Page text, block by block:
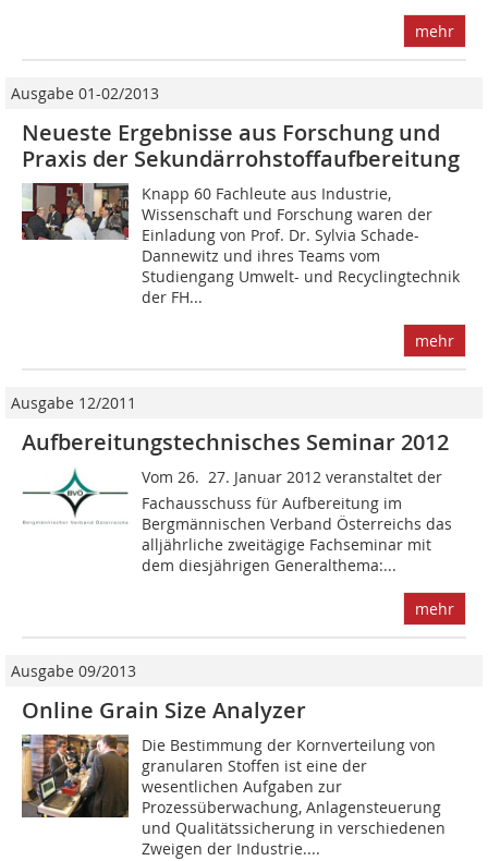
mehr
Ausgabe 01-02/2013
Neueste Ergebnisse aus Forschung und
Praxis der Sekundärrohstoffaufbereitung
Knapp 60 Fachleute aus Industrie,
Wissenschaft und ­Forschung waren der
Einladung von Prof. Dr. ­Sylvia Schade-
Dannewitz und ihres Teams vom
Studiengang ­Umwelt- und Recyclingtechnik
der FH...
mehr
Ausgabe 12/2011
Aufbereitungstechnisches Seminar 2012
Vom 26.  27. Januar 2012 veranstaltet der
Fachausschuss für Aufbereitung im
Bergmännischen Verband Österreichs das
alljährliche zweitägige Fachseminar mit
dem diesjährigen Generalthema:...
mehr
Ausgabe 09/2013
Online Grain Size Analyzer
Die Bestimmung der Kornverteilung von
granularen Stoffen ist eine der
wesentlichen Aufgaben zur
Prozessüberwachung, Anlagensteuerung
und Qualitätssicherung in verschiedenen
Zweigen der Industrie....